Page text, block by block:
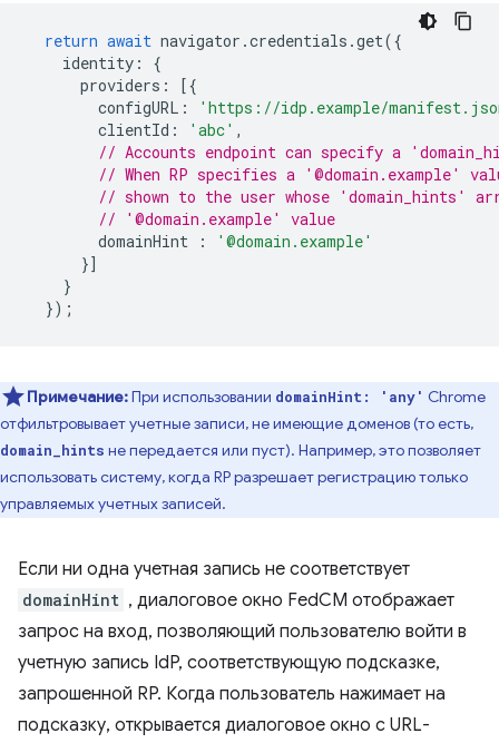
return await navigator .credentials .get({
identity :
{
providers :
[{
configURL :
'https://idp.example/
clientId : 'abc' ,
// Accounts endpoint can specify a
// When RP specifies a '@domain.example'
// shown to the user whose 'domain_hints'
// '@domain.example' value
domainHint
:
'@domain.example'
}]
}
});
Примечание:При использовании domainHint: 'any' Chrome
отфильтровывает учетные записи, не имеющие доменов (то есть,
domain_hints не передается или пуст). Например, это позволяет
использовать систему, когда RP разрешает регистрацию только
управляемых учетных записей.
Если ни одна учетная запись не соответствует
domainHint , диалоговое окно FedCM отображает
запрос на вход, позволяющий пользователю войти в
учетную запись IdP, соответствующую подсказке,
запрошенной RP. Когда пользователь нажимает на
подсказку, открывается диалоговое окно с URL-